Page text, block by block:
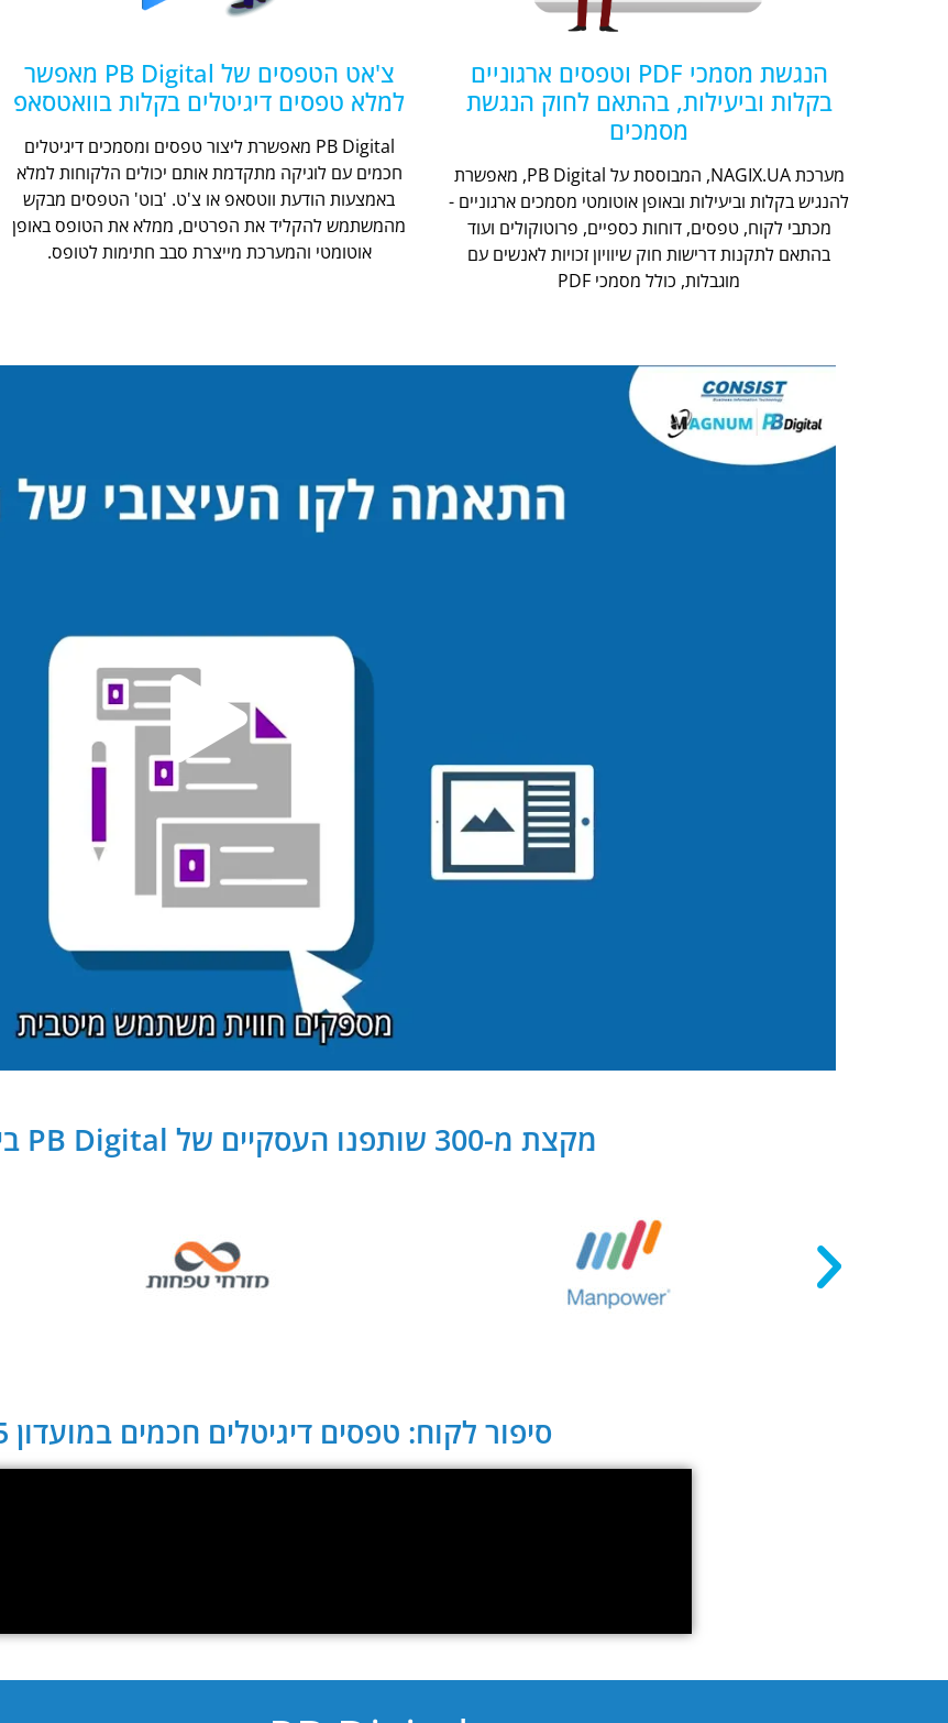
הנגשת מסמכי PDF וטפסים ארגוניים
בקלות וביעילות, בהתאם לחוק הנגשת
מסמכים
מערכת NAGIX.UA, המבוססת על PB Digital, מאפשרת
להנגיש בקלות וביעילות ובאופן אוטומטי מסמכים ארגוניים -
מכתבי לקוח, טפסים, דוחות כספיים, פרוטוקולים ועוד
בהתאם לתקנות דרישות חוק שיוויון זכויות לאנשים עם
מוגבלות, כולל מסמכי PDF
צ'אט הטפסים של PB Digital מאפשר
למלא טפסים דיגיטלים בקלות בוואטסאפ
PB Digital מאפשרת ליצור טפסים ומסמכים דיגיטלים
חכמים עם לוגיקה מתקדמת אותם יכולים הלקוחות למלא
באמצעות הודעת ווטסאפ או צ'ט. 'בוט' הטפסים מבקש
מהמשתמש להקליד את הפרטים, ממלא את הטופס באופן
אוטומטי והמערכת מייצרת סבב חתימות לטופס.
מקצת מ-300 שותפנו העסקיים של PB Digital בישראל ובעולם:
סיפור לקוח: טפסים דיגיטלים חכמים במועדון CLUB 365: